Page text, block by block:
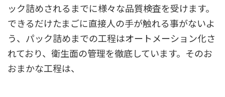
ック詰めされるまでに様々な品質検査を受けます。
できるだけたまごに直接人の手が触れる事がないよ
う、パック詰めまでの工程はオートメーション化さ
れており、衛生面の管理を徹底しています。そのお
おまかな工程は、